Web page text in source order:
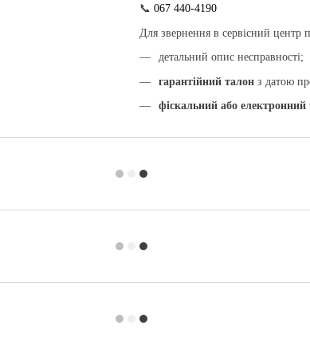
📞 067 440-4190
Для звернення в сервісний центр
детальний опис несправності;
гарантійний талон з датою
фіскальний або електронний